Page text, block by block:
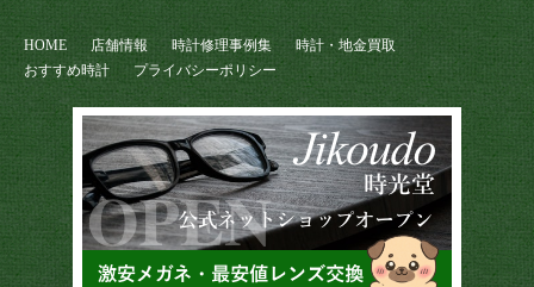
HOME 店舗情報 時計修理事例集
時計・地金買取
おすすめ時計
プライバシーポリシー